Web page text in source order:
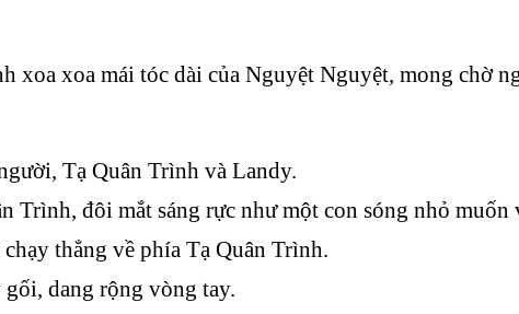
xoa mái tóc dài của Nguyệt Nguyệt, mong chờ
Tạ Quân Trình và Landy.
Trình, đôi mắt sáng rực như một con sóng nhỏ
thẳng về phía Tạ Quân Trình.
dang rộng vòng tay.